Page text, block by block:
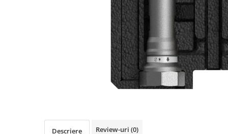
Descriere Review-uri (0)